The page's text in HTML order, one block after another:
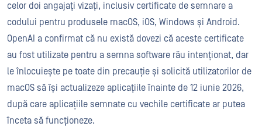
celor doi angajați vizați, inclusiv certificate de semnare a
codului pentru produsele macOS, iOS, Windows și Android.
OpenAI a confirmat că nu există dovezi că aceste certificate
au fost utilizate pentru a semna software rău intenționat, dar
le înlocuiește pe toate din precauție și solicită utilizatorilor de
macOS să își actualizeze aplicațiile înainte de 12 iunie 2026,
după care aplicațiile semnate cu vechile certificate ar putea
înceta să funcționeze.